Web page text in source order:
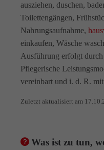
ausziehen, duschen,
Toilettengängen,
Nahrungsaufnahme,
einkaufen, Wäsche
Ausführung erfolgt
Pflegerische
vereinbart und i. d. R.
Zuletzt aktualisiert am
Was ist zu tun,